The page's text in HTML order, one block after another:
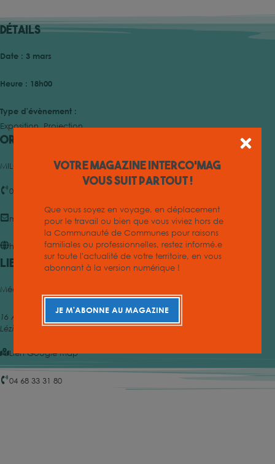
Détails
Date : 3 mars
Heure : 18h00
Type d'évènement :
Exposition,Projection
Organisateur
MILCOM
04 68 33 31 80
milcom@ccrlcm.fr
https://milcom.ccrlcm.fr
Lieu
Médiathèque Intercommunale MILCOM Lézignan-Corbières
16 Av. Maréchal Joffre
Lézignan-Corbières,11200France
Lien Google Map
04 68 33 31 80
Votre magazine INTERCO'MAG
vous suit partout !
Que vous soyez en voyage, en déplacement
pour le travail ou bien que vous viviez hors de
la Communauté de Communes pour raisons
familiales ou professionnelles, restez informé.e
sur toute l'actualité de votre territoire, en vous
abonnant à la version numérique !
JE M'ABONNE AU MAGAZINE